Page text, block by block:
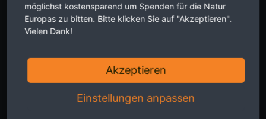
Aktuelles aus erster Hand zu grenz-überschreitendem
Naturschutz in Europa. Zwei Mal im Monat, kostenlos für Sie. Hier
Die Hinweise zum Datenschutz
möglichst kostensparend um Spenden für die Natur
Europas zu bitten. Bitte klicken Sie auf "Akzeptieren".
Vielen Dank!
Akzeptieren
Einstellungen anpassen